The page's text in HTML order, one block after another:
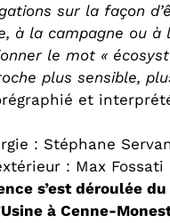
sur la façon
à la campagne ou à
le mot «
plus sensible,
et
: Stéphane
: Max Fossati
s’est déroulée du
à Cenne-